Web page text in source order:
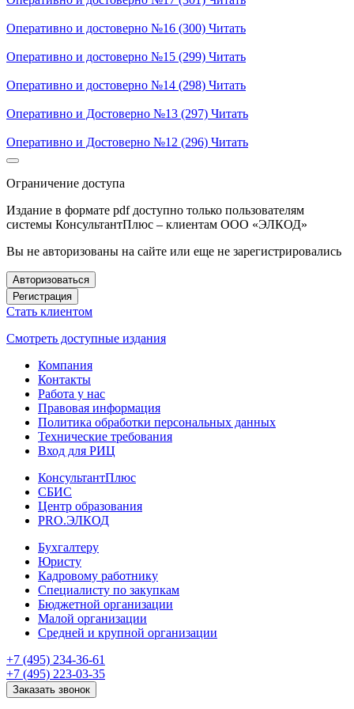
Оперативно и достоверно №16 (300) Читать
Оперативно и достоверно №15 (299) Читать
Оперативно и достоверно №14 (298) Читать
Оперативно и Достоверно №13 (297) Читать
Оперативно и Достоверно №12 (296) Читать
Ограничение доступа
Издание в формате pdf доступно только пользователям
системы КонсультантПлюс – клиентам ООО «ЭЛКОД»
Вы не авторизованы на сайте или еще не зарегистрировались
Авторизоваться
Регистрация
Стать клиентом
Смотреть доступные издания
Компания
Контакты
Работа у нас
Правовая информация
Политика обработки персональных данных
Технические требования
Вход для РИЦ
КонсультантПлюс
СБИС
Центр образования
PRO.ЭЛКОД
Бухгалтеру
Юристу
Кадровому работнику
Специалисту по закупкам
Бюджетной организации
Малой организации
Средней и крупной организации
+7 (495) 234-36-61
+7 (495) 223-03-35
Заказать звонок